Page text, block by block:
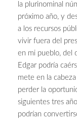
la plurinominal
próximo año, y
a los recursos
vivir fuera del
en mi pueblo, del
Edgar podría
mete en la
perder la
siguientes tres
podrían